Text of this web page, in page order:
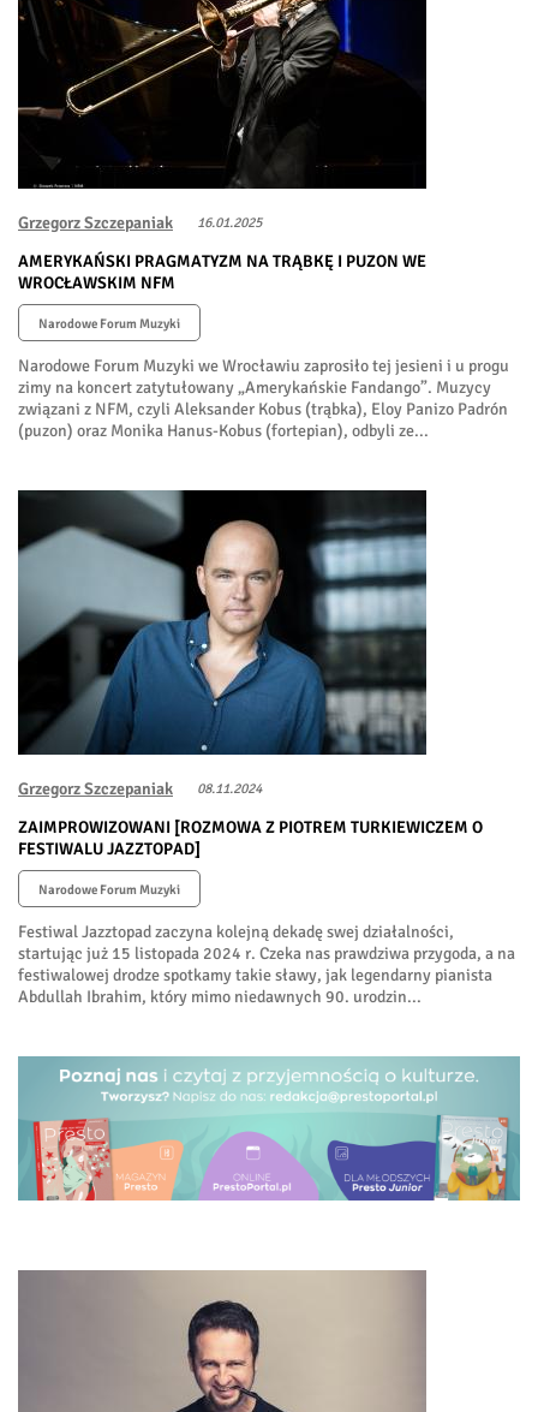
Grzegorz Szczepaniak 16.01.2025
AMERYKAŃSKI PRAGMATYZM NA TRĄBKĘ I PUZON WE
WROCŁAWSKIM NFM
Narodowe Forum Muzyki
Narodowe Forum Muzyki we Wrocławiu zaprosiło tej jesieni i u progu
zimy na koncert zatytułowany „Amerykańskie Fandango”. Muzycy
związani z NFM, czyli Aleksander Kobus (trąbka), Eloy Panizo Padrón
(puzon) oraz Monika Hanus-Kobus (fortepian), odbyli ze...
Grzegorz Szczepaniak 08.11.2024
ZAIMPROWIZOWANI [ROZMOWA Z PIOTREM TURKIEWICZEM O
FESTIWALU JAZZTOPAD]
Narodowe Forum Muzyki
Festiwal Jazztopad zaczyna kolejną dekadę swej działalności,
startując już 15 listopada 2024 r. Czeka nas prawdziwa przygoda, a na
festiwalowej drodze spotkamy takie sławy, jak legendarny pianista
Abdullah Ibrahim, który mimo niedawnych 90. urodzin...